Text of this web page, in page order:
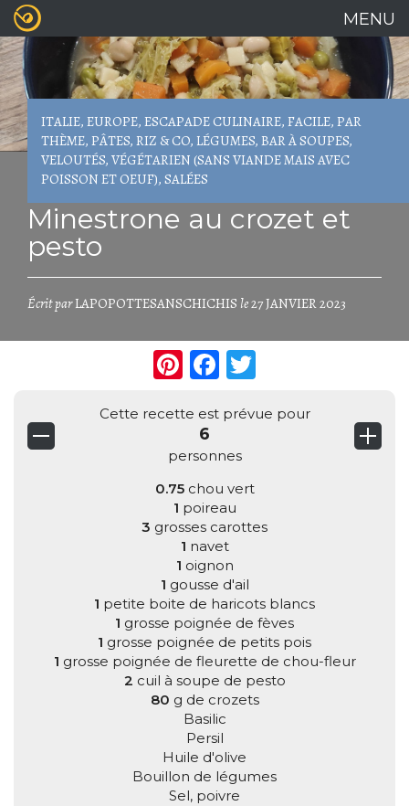
Aller
au
contenu
principal
MENU
ITALIE, EUROPE, ESCAPADE CULINAIRE, FACILE, PAR
THÈME, PÂTES, RIZ & CO, LÉGUMES, BAR À SOUPES,
VELOUTÉS, VÉGÉTARIEN (SANS VIANDE MAIS AVEC
POISSON ET OEUF), SALÉES
Minestrone au crozet et
pesto
Écrit parLAPOPOTTESANSCHICHIS le27JANVIER2023
Pinterest
Facebook
Cette recette est prévue pour
6
personnes
0.75 chou vert
1 poireau
3 grosses carottes
1 navet
1 oignon
1 gousse d'ail
1 petite boite de haricots blancs
1 grosse poignée de fèves
1 grosse poignée de petits pois
1 grosse poignée de fleurette de chou-fleur
2 cuil à soupe de pesto
80 g de crozets
Basilic
Persil
Huile d'olive
Bouillon de légumes
Sel, poivre